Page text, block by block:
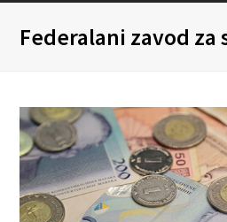
Federalani zavod